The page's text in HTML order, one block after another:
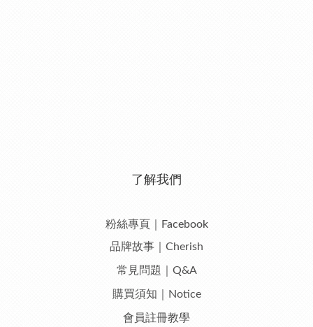
了解我們
粉絲專頁｜Facebook
品牌故事｜Cherish
常見問題｜Q&A
購買須知｜Notice
會員註冊教學